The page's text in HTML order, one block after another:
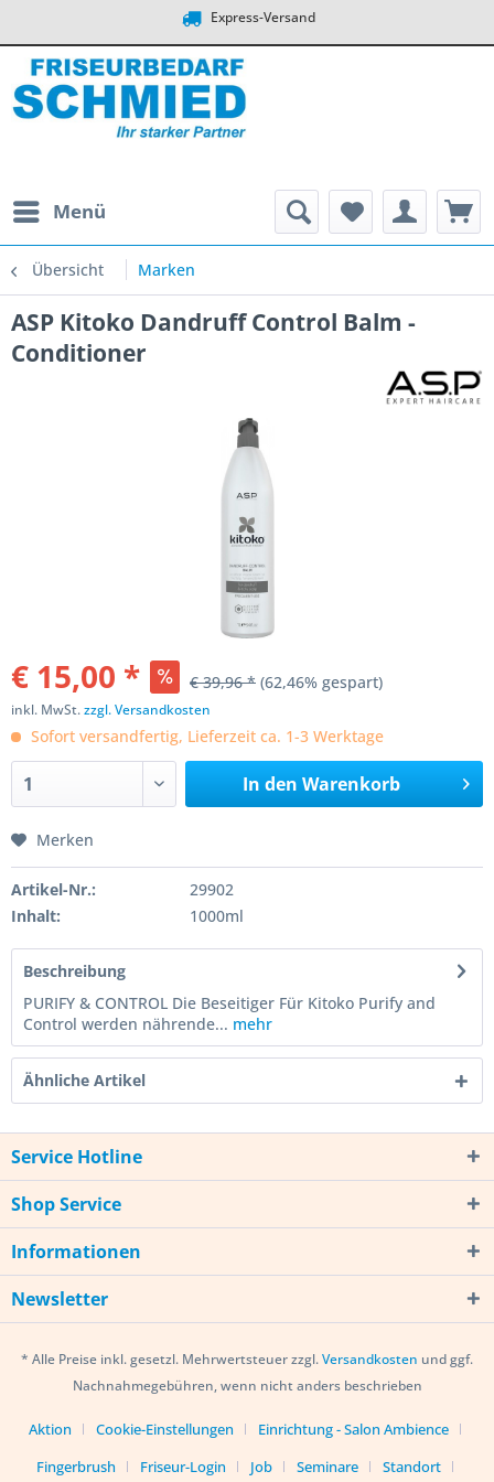
Express-Versand
Menü
Übersicht Marken
ASP Kitoko Dandruff Control Balm -
Conditioner
€ 15,00 * € 39,96 * (62,46% gespart)
inkl. MwSt.zzgl. Versandkosten
Sofort versandfertig, Lieferzeit ca. 1-3 Werktage
In den Warenkorb
Merken
Artikel-Nr.:
29902
Inhalt:
1000ml
Beschreibung
PURIFY & CONTROL Die Beseitiger Für Kitoko Purify and
Control werden nährende... mehr
Ähnliche Artikel
Service Hotline
Shop Service
Informationen
Newsletter
* Alle Preise inkl. gesetzl. Mehrwertsteuer zzgl.Versandkosten und ggf.
Nachnahmegebühren, wenn nicht anders beschrieben
Aktion Cookie-Einstellungen
Einrichtung - Salon Ambience
Fingerbrush
Friseur-Login Job Seminare Standort